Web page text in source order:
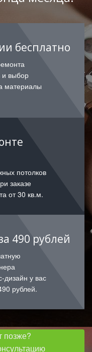
бесплатно
и выбор
материалы
потолков
заказе
от 30 кв.м.
490 рублей
дизайн у вас
рублей.
позже?